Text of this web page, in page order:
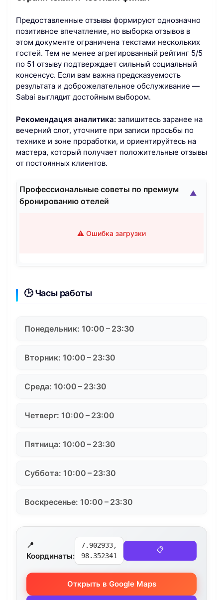
Предоставленные отзывы формируют однозначно
позитивное впечатление, но выборка отзывов в
этом документе ограничена текстами нескольких
гостей. Тем не менее агрегированный рейтинг 5/5
по 51 отзыву подтверждает сильный социальный
консенсус. Если вам важна предсказуемость
результата и доброжелательное обслуживание —
Sabai выглядит достойным выбором.
Рекомендация аналитика: запишитесь заранее на
вечерний слот, уточните при записи просьбы по
технике и зоне проработки, и ориентируйтесь на
мастера, который получает положительные отзывы
от постоянных клиентов.
Профессиональные советы по премиум
бронированию отелей
⚠️ Ошибка загрузки
▲
🕒 Часы работы
Понедельник: 10:00 – 23:30
Вторник: 10:00 – 23:30
Среда: 10:00 – 23:30
Четверг: 10:00 – 23:00
Пятница: 10:00 – 23:30
Суббота: 10:00 – 23:30
Воскресенье: 10:00 – 23:30
📍
Координаты:
7.902933,
98.352341
📋
Открыть в Google Maps